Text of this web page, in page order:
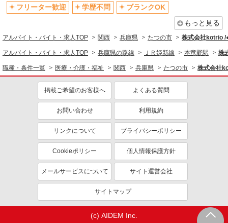
資格取得支援制度あり
医療・介護・福祉
看護師・保健師・看護助手・助産師
同じ特徴から求人を探す
ミドル（40代～）活躍中
ボーナス・賞与あり
車通勤OK
交通費支給
社会保険あり
産休・育休取得実績あり
フリーター歓迎
学歴不問
ブランクOK
もっと見る
アルバイト・バイト・求人TOP 関西 兵庫県 たつの市 株式会社kotrio /
アルバイト・バイト・求人TOP 兵庫県の路線 ＪＲ姫新線 本竜野駅 株
職種・条件一覧 医療・介護・福祉 関西 兵庫県 たつの市 株式会社
掲載ご希望のお客様へ よくある質問
お問い合わせ 利用規約
リンクについて プライバシーポリシー
Cookieポリシー 個人情報保護方針
メールサービスについて サイト運営会社
サイトマップ
(c) AIDEM Inc.